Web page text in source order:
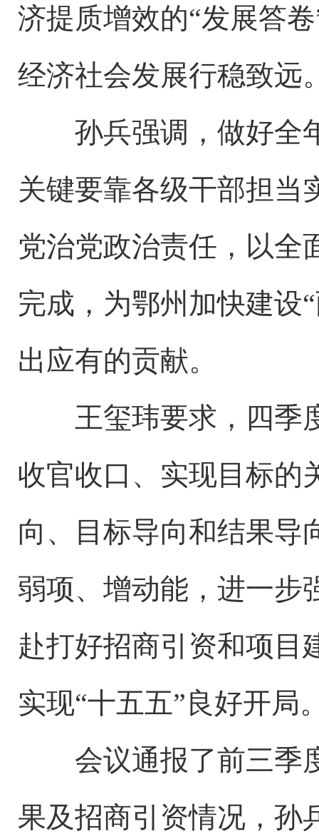
济提质增效的“发展答
经济社会发展行稳致远
孙兵强调，做好全年
关键要靠各级干部担当
党治党政治责任，以全
完成，为鄂州加快建设
出应有的贡献。
王玺玮要求，四季度
收官收口、实现目标的
向、目标导向和结果导
弱项、增动能，进一步
赴打好招商引资和项目
实现“十五五”良好开局
会议通报了前三季度
果及招商引资情况，孙